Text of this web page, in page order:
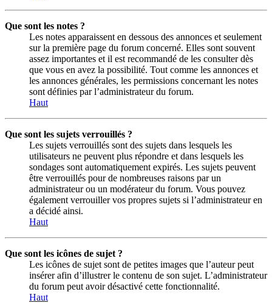
Que sont les notes ?
Les notes apparaissent en dessous des annonces et seulement
sur la première page du forum concerné. Elles sont souvent
assez importantes et il est recommandé de les consulter dès
que vous en avez la possibilité. Tout comme les annonces et
les annonces générales, les permissions concernant les notes
sont définies par l’administrateur du forum.
Haut
Que sont les sujets verrouillés ?
Les sujets verrouillés sont des sujets dans lesquels les
utilisateurs ne peuvent plus répondre et dans lesquels les
sondages sont automatiquement expirés. Les sujets peuvent
être verrouillés pour de nombreuses raisons par un
administrateur ou un modérateur du forum. Vous pouvez
également verrouiller vos propres sujets si l’administrateur en
a décidé ainsi.
Haut
Que sont les icônes de sujet ?
Les icônes de sujet sont de petites images que l’auteur peut
insérer afin d’illustrer le contenu de son sujet. L’administrateur
du forum peut avoir désactivé cette fonctionnalité.
Haut